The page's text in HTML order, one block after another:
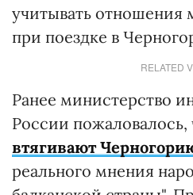
учитывать отношения
при поездке в
RELATED
Ранее министерство
России пожаловалось,
втягивают
реального мнения